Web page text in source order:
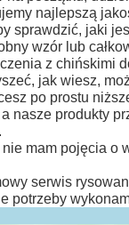
najlepszą
sprawdzić, jaki
wzór lub
z chińskimi
jak wiesz,
po prostu
nasze produkty
nie mam pojęcia
serwis
potrzeby